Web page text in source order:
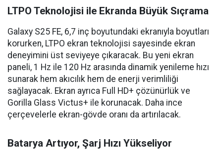
LTPO Teknolojisi ile Ekranda Büyük Sıçrama
Galaxy S25 FE, 6,7 inç boyutundaki ekranıyla boyutları
korurken, LTPO ekran teknolojisi sayesinde ekran
deneyimini üst seviyeye çıkaracak. Bu yeni ekran
paneli, 1 Hz ile 120 Hz arasında dinamik yenileme hızı
sunarak hem akıcılık hem de enerji verimliliği
sağlayacak. Ekran ayrıca Full HD+ çözünürlük ve
Gorilla Glass Victus+ ile korunacak. Daha ince
çerçevelerle ekran-gövde oranı da artırılacak.
Batarya Artıyor, Şarj Hızı Yükseliyor